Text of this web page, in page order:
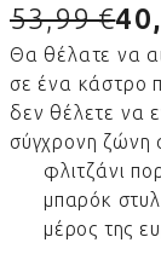
53,99 €
Θα θέλατε να
σε ένα κάστρο
δεν θέλετε να
σύγχρονη ζώνη
φλιτζάνι
μπαρόκ
μέρος της